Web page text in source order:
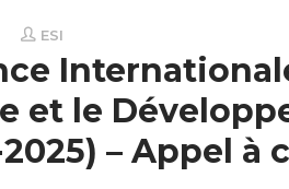
ESI
et le
2025) – Appel